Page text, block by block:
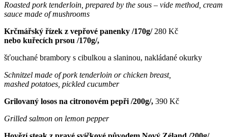
Roasted pork tenderloin, prepared by the sous – vide method, cream
sauce made of mushrooms
Krčmářský řízek z vepřové panenky /170g/280 Kč
nebo kuřecích prsou /170g/,
šťouchané brambory s cibulkou a slaninou, nakládané okurky
Schnitzel made of pork tenderloin or chicken breast,
mashed potatoes, pickled cucumber
Grilovaný losos na citronovém pepři /200g/, 390 Kč
Grilled salmon on lemon pepper